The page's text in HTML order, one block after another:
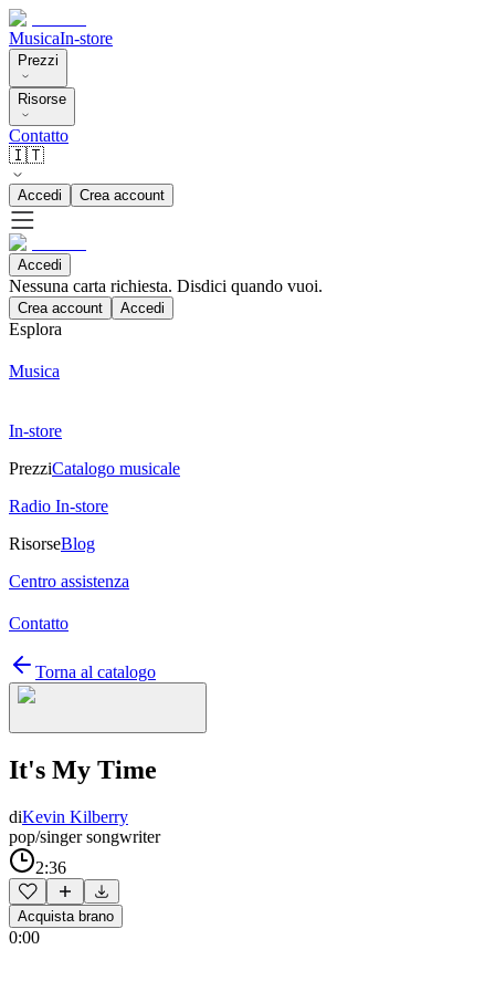
MusicaIn-store
Prezzi
Risorse
Contatto
🇮🇹
Accedi Crea account
Accedi
Nessuna carta richiesta. Disdici quando vuoi.
Crea account Accedi
Esplora
Musica
In-store
PrezziCatalogo musicale
Radio In-store
RisorseBlog
Centro assistenza
Contatto
Torna al catalogo
It's My Time
diKevin Kilberry
pop/singer songwriter
2:36
Acquista brano
0:00